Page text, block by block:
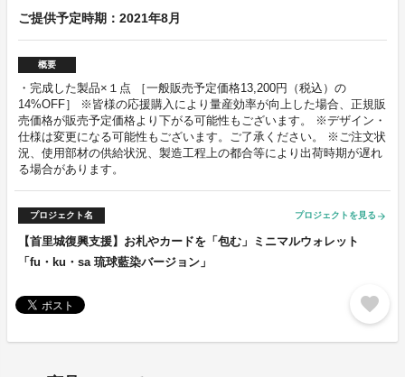
ご提供予定時期：2021年8月
概要
・完成した製品×１点 ［一般販売予定価格13,200円（税込）の
14%OFF］ ※皆様の応援購入により量産効率が向上した場合、正規販
売価格が販売予定価格より下がる可能性もございます。 ※デザイン・
仕様は変更になる可能性もございます。ご了承ください。 ※ご注文状
況、使用部材の供給状況、製造工程上の都合等により出荷時期が遅れ
る場合があります。
プロジェクト名 プロジェクトを見る arrow_forward
【首里城復興支援】お札やカードを「包む」ミニマルウォレット
「fu・ku・sa 琉球藍染バージョン」
favorite